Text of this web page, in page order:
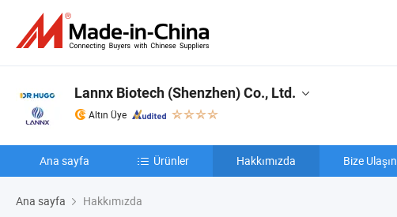
Lannx Biotech (Shenzhen) Co., Ltd.
Altın Üye
Ana sayfa Ürünler Hakkımızda Bize Ulaşın
Ana sayfa Hakkımızda